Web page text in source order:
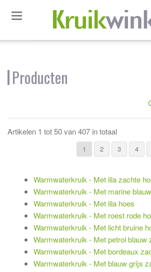
Producten
Artikelen 1 tot 50 van 407 in totaal
1 2 3 4
Warmwaterkruik - Met lila zachte
Warmwaterkruik - Met marine
Warmwaterkruik - Met lila hoes
Warmwaterkruik - Met roest rode
Warmwaterkruik - Met licht bruine
Warmwaterkruik - Met petrol blauw
Warmwaterkruik - Met bordeaux
Warmwaterkruik - Met blauw grijs